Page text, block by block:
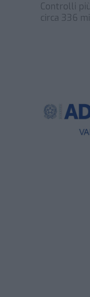
Controlli
circa 336